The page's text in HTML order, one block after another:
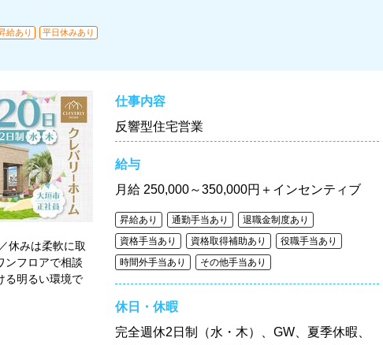
給あり 平日休みあり
休みは柔軟に取
ンフロアで相談
る明るい環境で
仕事内容
反響型住宅営業
給与
月給 250,000～350,000円＋インセンティブ
昇給あり 通勤手当あり
退職金制度あり
資格手当あり
資格取得補助あり
役職手当あり
時間外手当あり
その他手当あり
休日・休暇
完全週休2日制（水・木）、GW、夏季休暇、